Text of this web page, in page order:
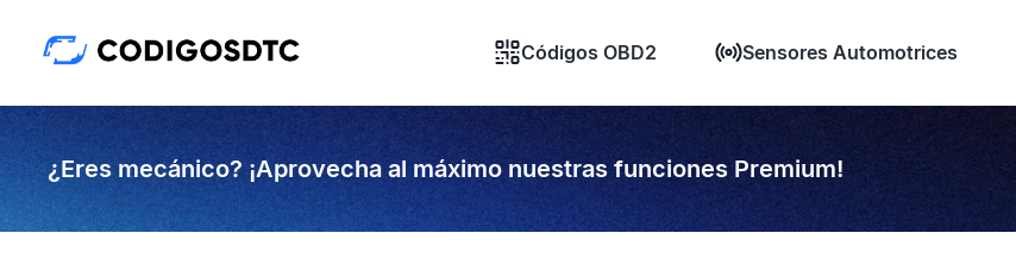
Códigos OBD2 Sensores Automotrices
¿Eres mecánico? ¡Aprovecha al máximo nuestras funciones Premium!